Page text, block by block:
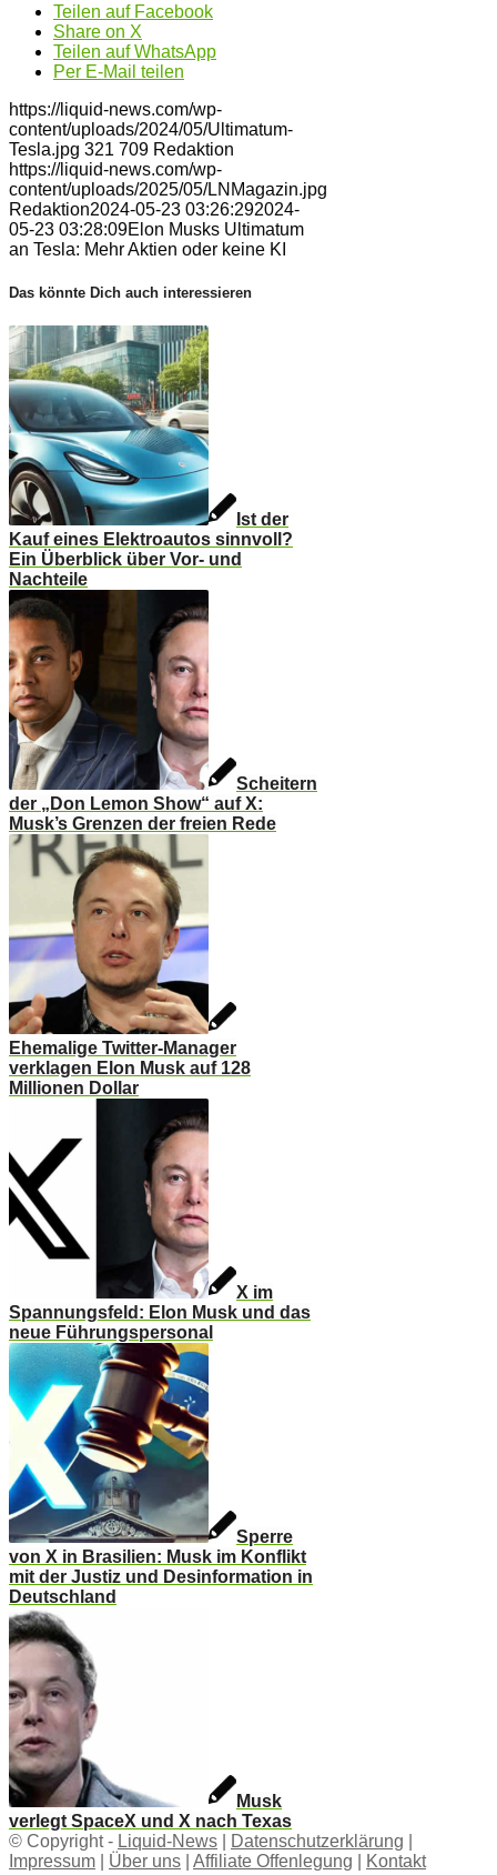
Teilen auf Facebook
Share on X
Teilen auf WhatsApp
Per E-Mail teilen
https://liquid-news.com/wp-
content/uploads/2024/05/Ultimatum-
Tesla.jpg 321 709 Redaktion
https://liquid-news.com/wp-
content/uploads/2025/05/LNMagazin.jpg
Redaktion2024-05-23 03:26:292024-
05-23 03:28:09Elon Musks Ultimatum
an Tesla: Mehr Aktien oder keine KI
Das könnte Dich auch interessieren
Ist der
Kauf eines Elektroautos sinnvoll?
Ein Überblick über Vor- und
Nachteile
Scheitern
der „Don Lemon Show“ auf X:
Musk’s Grenzen der freien Rede
Ehemalige Twitter-Manager
verklagen Elon Musk auf 128
Millionen Dollar
X im
Spannungsfeld: Elon Musk und das
neue Führungspersonal
Sperre
von X in Brasilien: Musk im Konflikt
mit der Justiz und Desinformation in
Deutschland
Musk
verlegt SpaceX und X nach Texas
© Copyright - Liquid-News Datenschutzerklärung
Impressum
Über uns Affiliate Offenlegung Kontakt